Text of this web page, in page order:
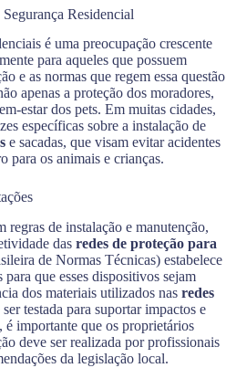
Residencial
é uma preocupação crescente
para aqueles que possuem
e as normas que regem essa questão
apenas a proteção dos moradores,
estar dos pets. Em muitas cidades,
específicas sobre a instalação de
e sacadas, que visam evitar acidentes
para os animais e crianças.
regras de instalação e manutenção,
das redes de proteção para
de Normas Técnicas) estabelece
que esses dispositivos sejam
dos materiais utilizados nas redes
ser testada para suportar impactos e
importante que os proprietários
deve ser realizada por profissionais
da legislação local.